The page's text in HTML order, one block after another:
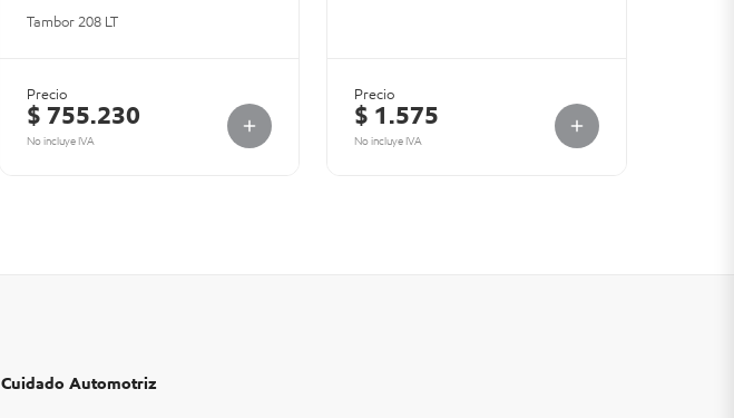
Tambor 208 LT
Precio
$ 755.230
No incluye IVA
Precio
$ 1.575
No incluye IVA
Cuidado Automotriz